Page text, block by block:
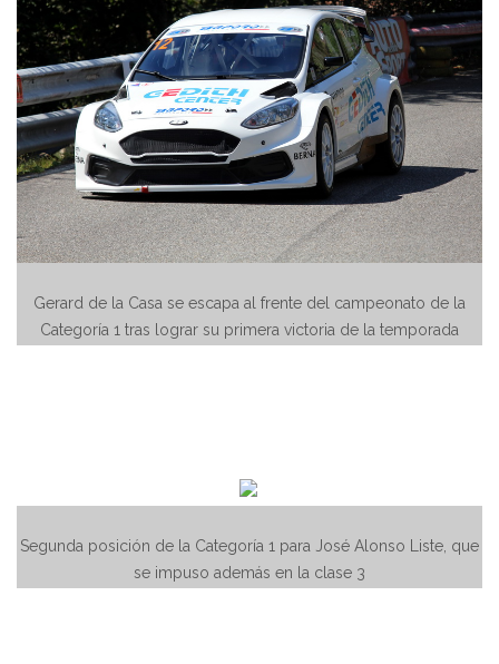
Gerard de la Casa se escapa al frente del campeonato de la
Categoría 1 tras lograr su primera victoria de la temporada
Segunda posición de la Categoría 1 para José Alonso Liste, que
se impuso además en la clase 3